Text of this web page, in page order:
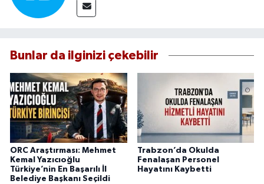
Bunlar da ilginizi çekebilir
ORC Araştırması: Mehmet
Kemal Yazıcıoğlu
Türkiye’nin En Başarılı İl
Belediye Başkanı Seçildi
Trabzon’da Okulda
Fenalaşan Personel
Hayatını Kaybetti